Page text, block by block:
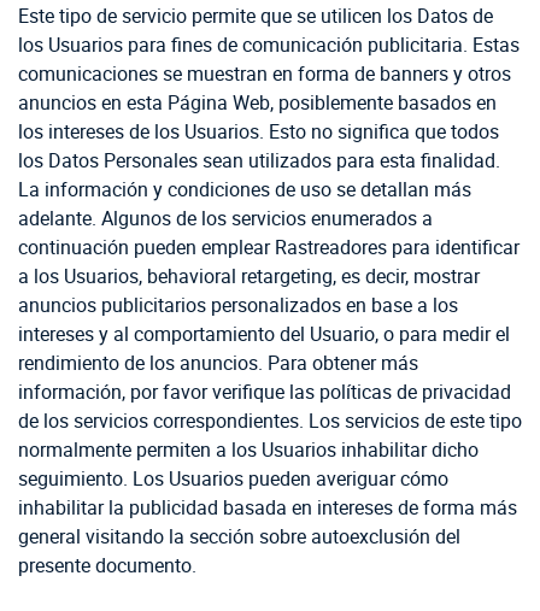
Este tipo de servicio permite que se utilicen los Datos de
los Usuarios para fines de comunicación publicitaria. Estas
comunicaciones se muestran en forma de banners y otros
anuncios en esta Página Web, posiblemente basados en
los intereses de los Usuarios. Esto no significa que todos
los Datos Personales sean utilizados para esta finalidad.
La información y condiciones de uso se detallan más
adelante. Algunos de los servicios enumerados a
continuación pueden emplear Rastreadores para identificar
a los Usuarios, behavioral retargeting, es decir, mostrar
anuncios publicitarios personalizados en base a los
intereses y al comportamiento del Usuario, o para medir el
rendimiento de los anuncios. Para obtener más
información, por favor verifique las políticas de privacidad
de los servicios correspondientes. Los servicios de este tipo
normalmente permiten a los Usuarios inhabilitar dicho
seguimiento. Los Usuarios pueden averiguar cómo
inhabilitar la publicidad basada en intereses de forma más
general visitando la sección sobre autoexclusión del
presente documento.